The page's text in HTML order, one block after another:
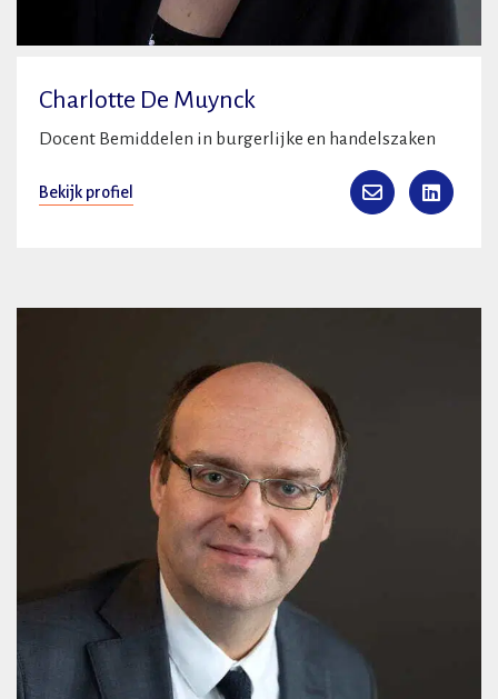
Charlotte De Muynck
Docent Bemiddelen in burgerlijke en handelszaken
Bekijk profiel